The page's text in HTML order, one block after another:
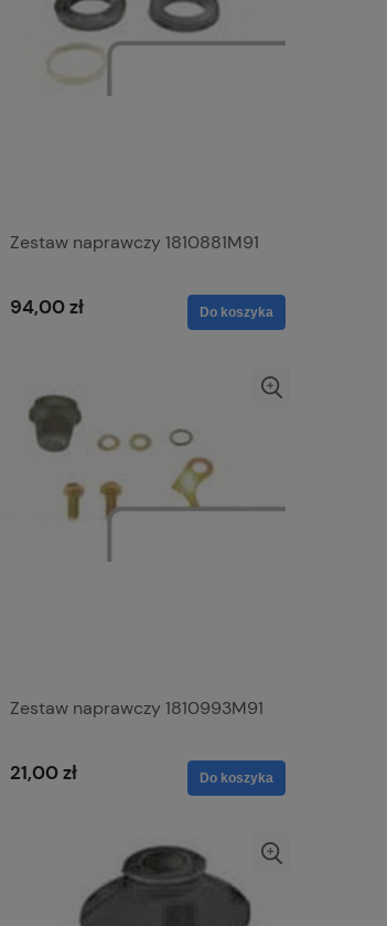
Zestaw naprawczy 1810881M91
94,00 zł Do koszyka
Zestaw naprawczy 1810993M91
21,00 zł Do koszyka